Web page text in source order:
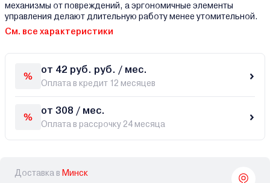
механизмы от повреждений, а эргономичные элементы
управления делают длительную работу менее утомительной.
См. все характеристики
от 42 руб. руб. / мес.
Оплата в кредит 12 месяцев
от 308 / мес.
Оплата в рассрочку 24 месяца
Доставка в Минск